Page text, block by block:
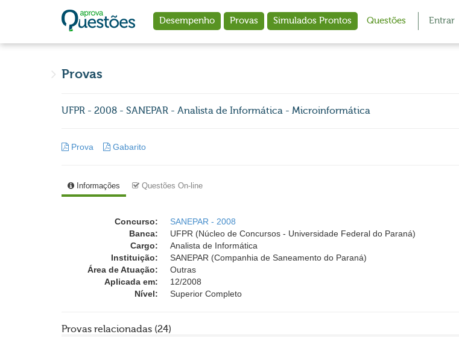
Desempenho Provas Simulados Prontos Questões Entrar
Provas
UFPR - 2008 - SANEPAR - Analista de Informática - Microinformática
Prova Gabarito
Informações Questões On-line
Concurso:
SANEPAR - 2008
Banca:
UFPR (Núcleo de Concursos - Universidade Federal do Paraná)
Cargo:
Analista de Informática
Instituição:
SANEPAR (Companhia de Saneamento do Paraná)
Área de Atuação:
Outras
Aplicada em:
12/2008
Nível:
Superior Completo
Provas relacionadas (24)